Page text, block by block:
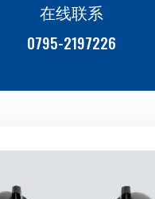
在线联系
0795-2197226